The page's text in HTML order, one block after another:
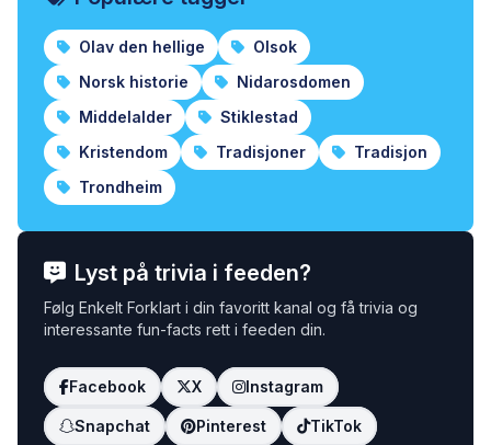
Olav den hellige
Olsok
Norsk historie
Nidarosdomen
Middelalder
Stiklestad
Kristendom
Tradisjoner
Tradisjon
Trondheim
Lyst på trivia i feeden?
Følg Enkelt Forklart i din favoritt kanal og få trivia og
interessante fun-facts rett i feeden din.
Facebook X Instagram
Snapchat Pinterest TikTok